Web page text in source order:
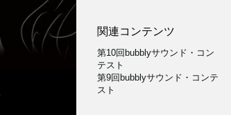
関連コンテンツ
第10回bubblyサウンド・コン
テスト
第9回bubblyサウンド・コンテ
スト